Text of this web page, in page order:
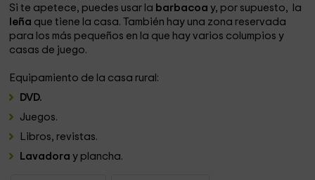
Si te apetece, puedes usar la barbacoay, por supuesto, la
leña que tiene la casa. También hay una zona reservada
para los más pequeños en la que hay varios columpios y
casas de juego.
Equipamiento de la casa rural:
DVD.
Juegos.
Libros, revistas.
Lavadora y plancha.